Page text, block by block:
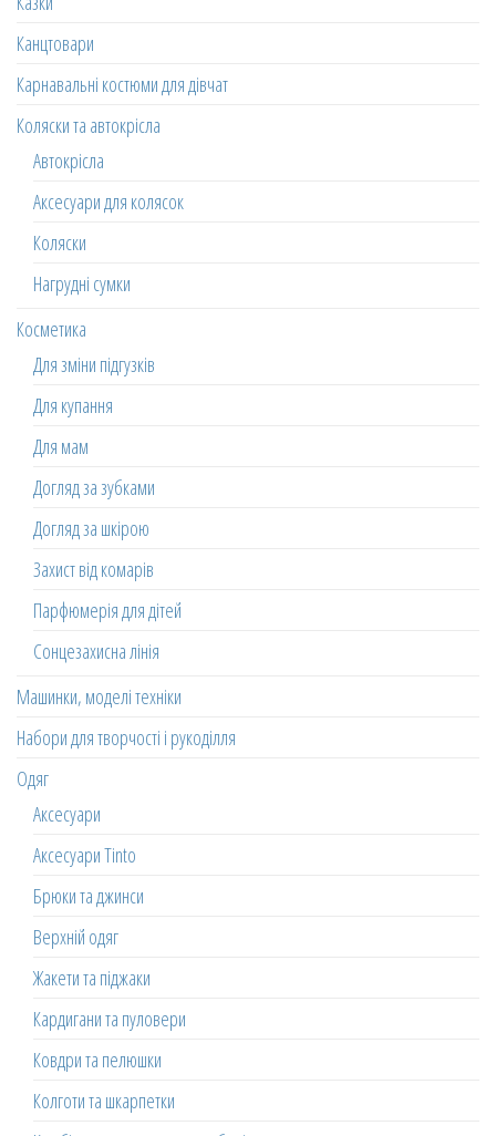
Канцтовари
Карнавальні костюми для дівчат
Коляски та автокрісла
Автокрісла
Аксесуари для колясок
Коляски
Нагрудні сумки
Косметика
Для зміни підгузків
Для купання
Для мам
Догляд за зубками
Догляд за шкірою
Захист від комарів
Парфюмерія для дітей
Сонцезахисна лінія
Машинки, моделі техніки
Набори для творчості і рукоділля
Одяг
Аксесуари
Аксесуари Tinto
Брюки та джинси
Верхній одяг
Жакети та піджаки
Кардигани та пуловери
Ковдри та пелюшки
Колготи та шкарпетки